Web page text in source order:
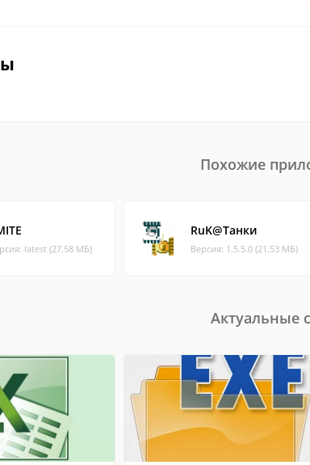
Похожие
latest (27.58 МБ)
RuK@Танки
Версия: 1.5.5.0 (21.53 МБ)
Актуальные